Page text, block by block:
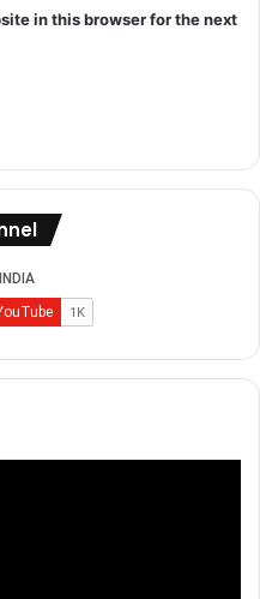
in this browser for the next